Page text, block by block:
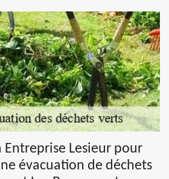
Entreprise Lesieur pour
évacuation de déchets